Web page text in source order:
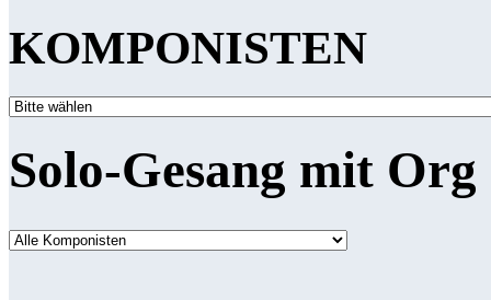
KOMPONISTEN
Solo-Gesang mit Org